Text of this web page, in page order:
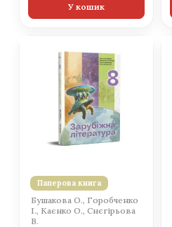
У кошик
Паперова книга
Бушакова О., Горобченко
І., Каєнко О., Снєгірьова
В.